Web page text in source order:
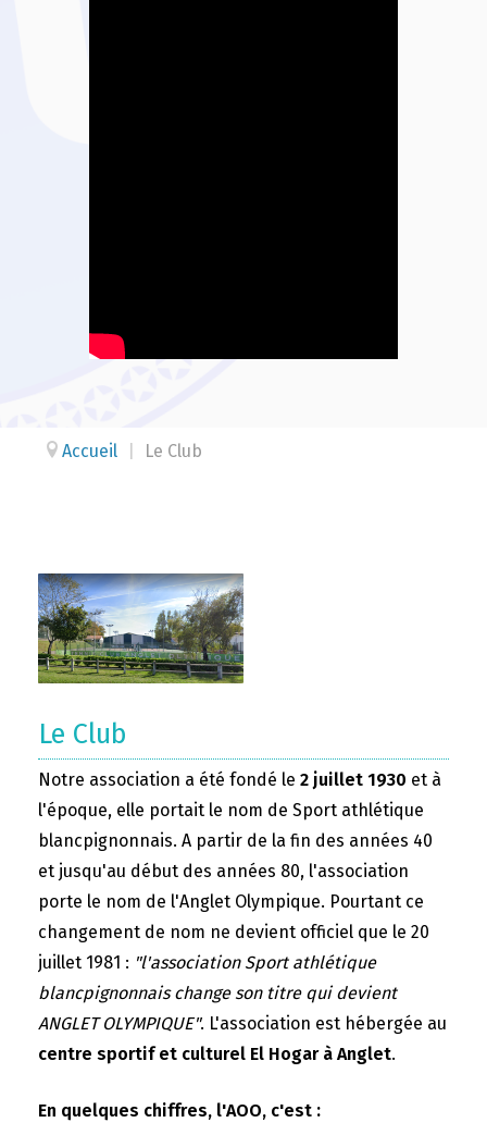
Accueil Le Club
Le Club
Notre association a été fondé le 2 juillet 1930 et à
l'époque, elle portait le nom de Sport athlétique
blancpignonnais. A partir de la fin des années 40
et jusqu'au début des années 80, l'association
porte le nom de l'Anglet Olympique. Pourtant ce
changement de nom ne devient officiel que le 20
juillet 1981 : "l'association Sport athlétique
blancpignonnais change son titre qui devient
ANGLET OLYMPIQUE". L'association est hébergée au
centre sportif et culturel El Hogar à Anglet.
En quelques chiffres, l'AOO, c'est :